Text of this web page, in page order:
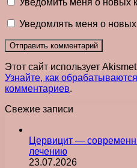
Уведомлять меня о новых
Этот сайт использует
Узнайте, как
комментариев.
Свежие записи
Цервицит —
лечению
23.07.2026